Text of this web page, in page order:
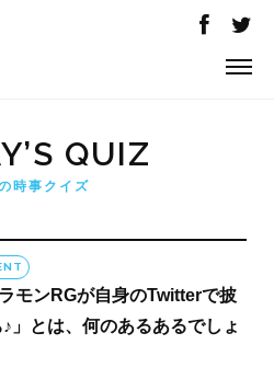
QUIZ
時事クイズ
モンRGが自身のTwitterで披
」とは、何のあるあるでしょ